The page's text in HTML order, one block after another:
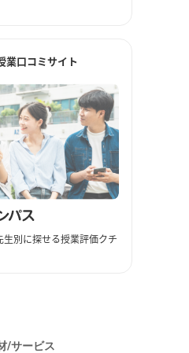
業口コミサイト
別に探せる授業評価クチ
/サービス